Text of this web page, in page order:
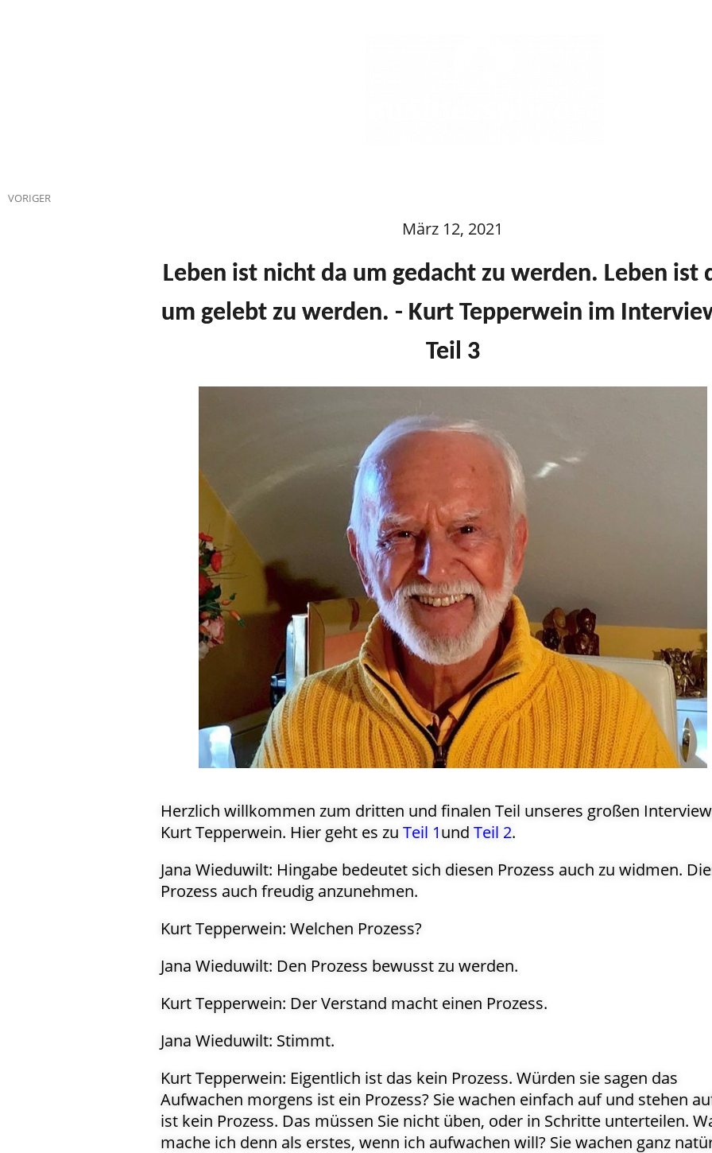
VORIGER
März 12, 2021
Leben ist nicht da um gedacht zu werden. Leben ist
um gelebt zu werden. - Kurt Tepperwein im
Teil 3
Herzlich willkommen zum dritten und finalen Teil unseres großen
Kurt Tepperwein. Hier geht es zu Teil 1und Teil 2.
Jana Wieduwilt: Hingabe bedeutet sich diesen Prozess auch zu widmen.
Prozess auch freudig anzunehmen.
Kurt Tepperwein: Welchen Prozess?
Jana Wieduwilt: Den Prozess bewusst zu werden.
Kurt Tepperwein: Der Verstand macht einen Prozess.
Jana Wieduwilt: Stimmt.
Kurt Tepperwein: Eigentlich ist das kein Prozess. Würden sie sagen das
Aufwachen morgens ist ein Prozess? Sie wachen einfach auf und stehen
ist kein Prozess. Das müssen Sie nicht üben, oder in Schritte unterteilen.
mache ich denn als erstes, wenn ich aufwachen will? Sie wachen ganz